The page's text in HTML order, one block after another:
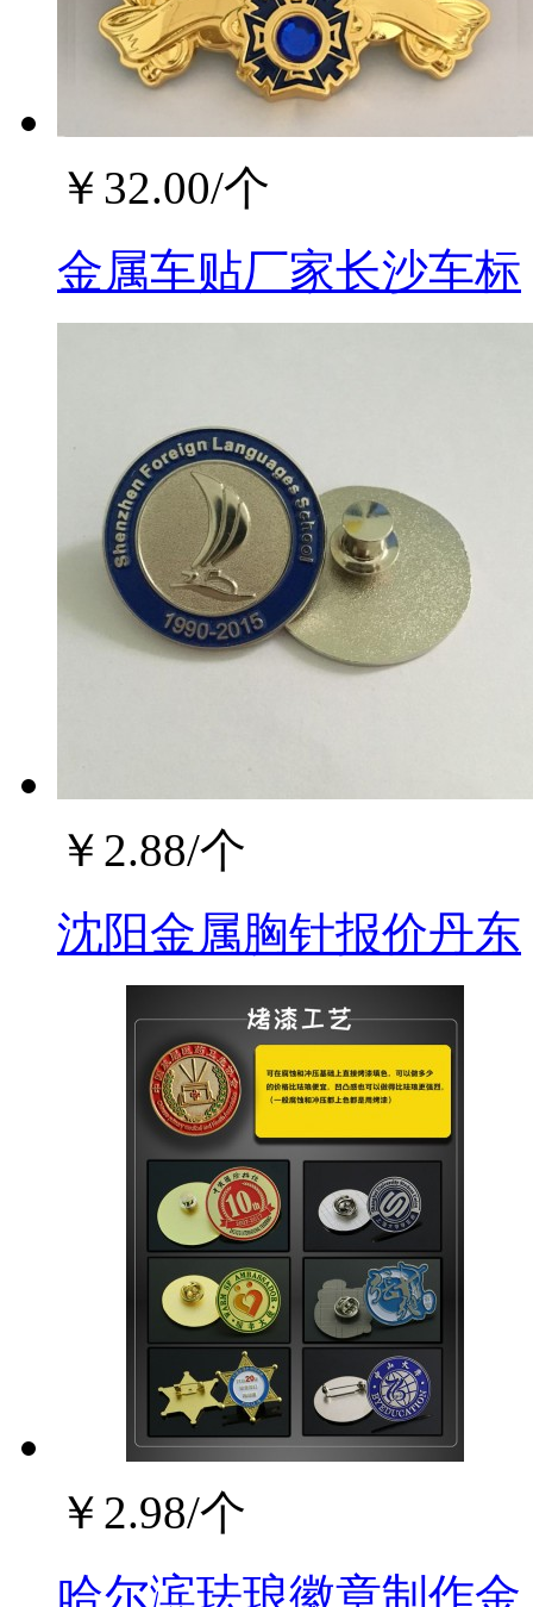
￥ 32.00/个
金属车贴厂家长沙车标
￥ 2.88/个
沈阳金属胸针报价丹东
￥ 2.98/个
哈尔滨珐琅徽章制作金